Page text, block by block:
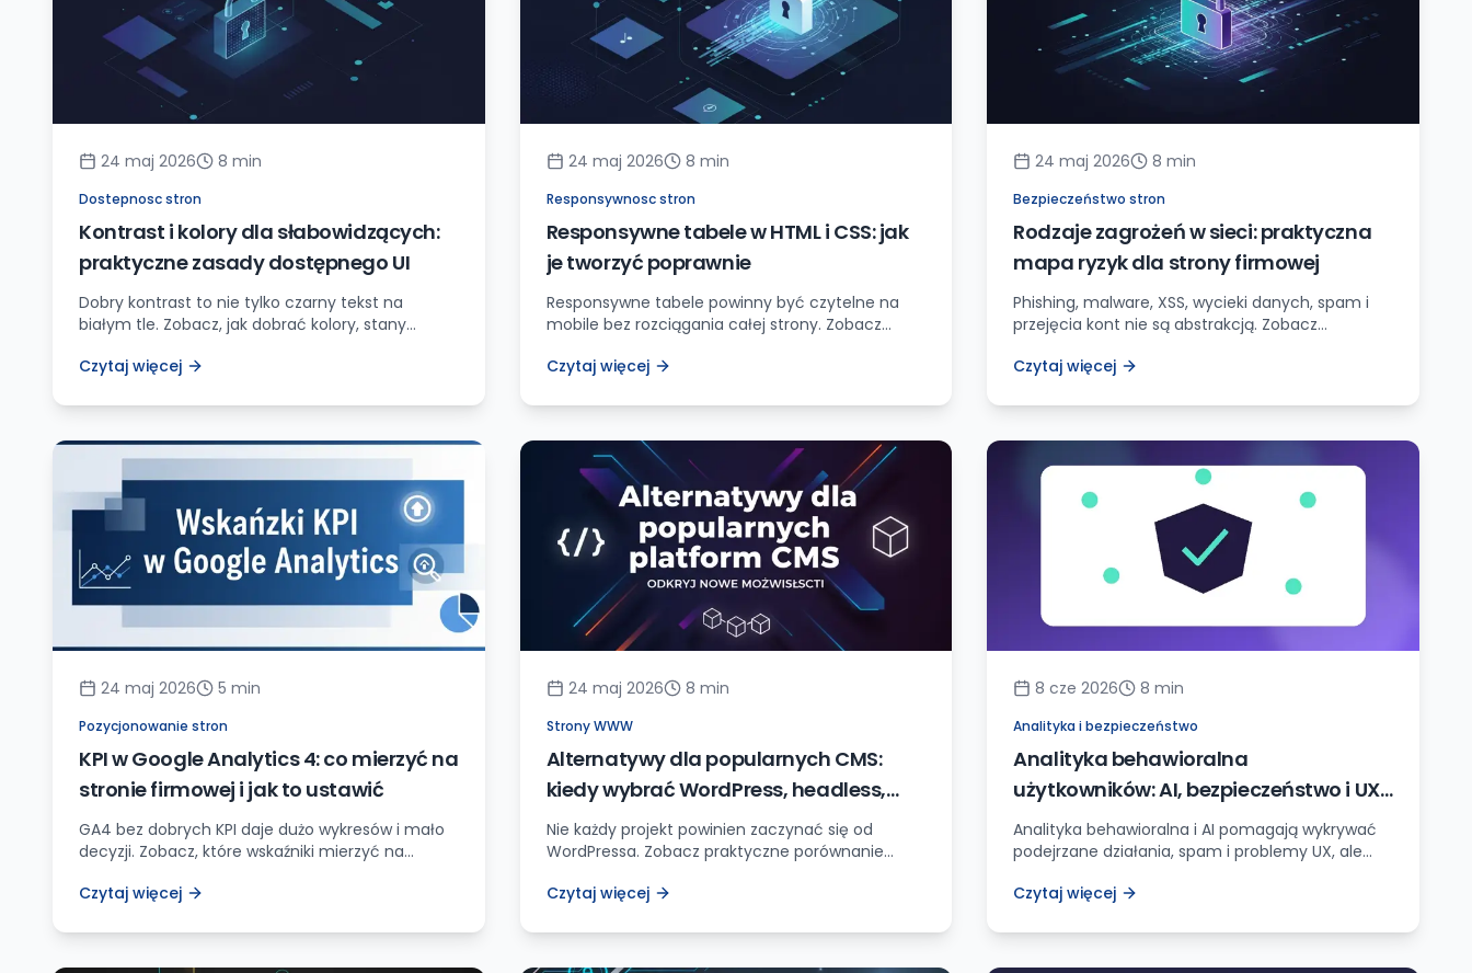
24 maj 2026 8 min
Dostepnosc stron
Kontrast i kolory dla słabowidzących:
praktyczne zasady dostępnego UI
Dobry kontrast to nie tylko czarny tekst na
białym tle. Zobacz, jak dobrać kolory, stany
dostępność oraz czytelność strony.
Czytaj więcej
24 maj 2026 8 min
Responsywnosc stron
Responsywne tabele w HTML i CSS: jak
je tworzyć poprawnie
Responsywne tabele powinny być czytelne na
mobile bez rozciągania całej strony. Zobacz
jak zachować semantykę.
Czytaj więcej
24 maj 2026 8 min
Bezpieczeństwo stron
Rodzaje zagrożeń w sieci: praktyczna
mapa ryzyk dla strony firmowej
Phishing, malware, XSS, wycieki danych, spam i
przejęcia kont nie są abstrakcją. Zobacz
ochrony strony firmowej.
Czytaj więcej
24 maj 2026 5 min
Pozycjonowanie stron
KPI w Google Analytics 4: co mierzyć na
stronie firmowej i jak to ustawić
GA4 bez dobrych KPI daje dużo wykresów i mało
decyzji. Zobacz, które wskaźniki mierzyć na
czytać wyniki.
Czytaj więcej
24 maj 2026 8 min
Strony WWW
Alternatywy dla popularnych CMS:
kiedy wybrać WordPress, headless,
SaaS albo custom
Nie każdy projekt powinien zaczynać się od
WordPressa. Zobacz praktyczne porównanie
custom pod koszty, SEO, bezpieczeństwo i rozwój
Czytaj więcej
8 cze 2026 8 min
Analityka i bezpieczeństwo
Analityka behawioralna
użytkowników: AI, bezpieczeństwo i UX
bez przesady
Analityka behawioralna i AI pomagają wykrywać
podejrzane działania, spam i problemy UX, ale
minimalizacją danych i jasną procedurą reakcji.
Czytaj więcej